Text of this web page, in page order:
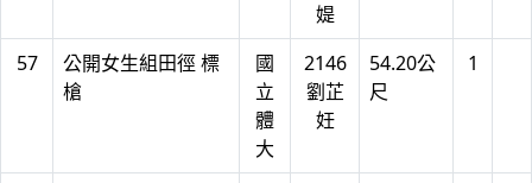
媞
57
公開女生組田徑 標
槍
國
立
體
大
2146
劉芷
妊
54.20公
尺
1